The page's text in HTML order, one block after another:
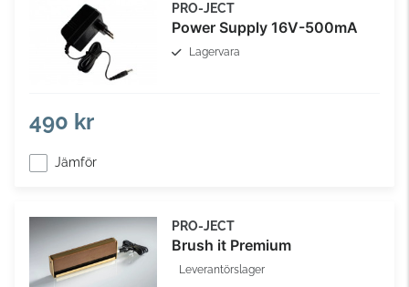
PRO-JECT
Power Supply 16V-500mA
Lagervara
490 kr
Jämför
PRO-JECT
Brush it Premium
Leverantörslager